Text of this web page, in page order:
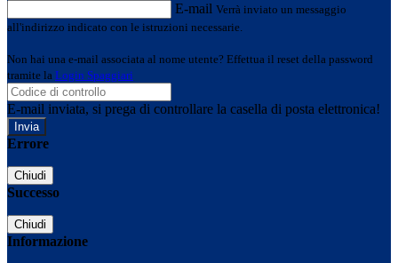
E-mail Verrà inviato un messaggio
all'indirizzo indicato con le istruzioni necessarie.
Non hai una e-mail associata al nome utente? Effettua il reset della password
tramite la Login Spaggiari
E-mail inviata, si prega di controllare la casella di posta elettronica!
Errore
Chiudi
Successo
Chiudi
Informazione